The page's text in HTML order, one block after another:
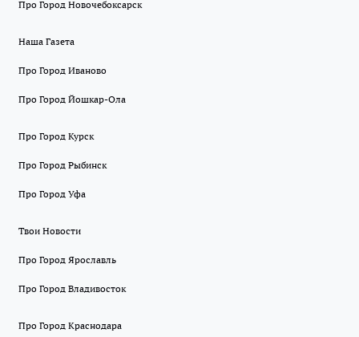
Про Город Новочебоксарск
Наша Газета
Про Город Иваново
Про Город Йошкар-Ола
Про Город Курск
Про Город Рыбинск
Про Город Уфа
Твои Новости
Про Город Ярославль
Про Город Владивосток
Про Город Краснодара